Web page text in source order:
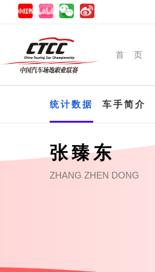
首 页
统计数据 车手简介
张臻东
ZHANG ZHEN DONG